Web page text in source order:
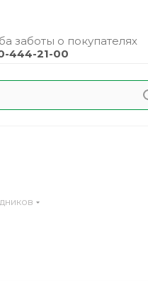
заботы о покупателях
444-21-00